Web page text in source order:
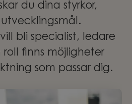
du dina styrkor,
bli specialist, ledare
finns möjligheter
som passar dig.